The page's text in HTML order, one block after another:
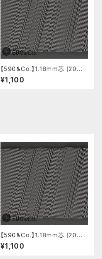
【590&Co.】1.18mm芯 (20本
入り)
¥1,100
【590&Co.】1.18mm芯 (20本
入り)
¥1,100